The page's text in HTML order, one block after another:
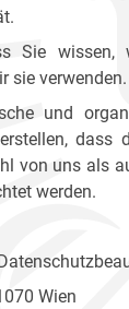
Sie wissen,
sie verwenden.
und
dass
von uns als
werden.
Wien